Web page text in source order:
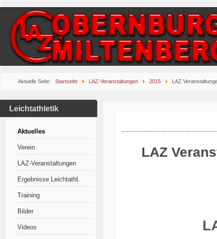
Aktuelle Seite: Startseite LAZ-Veranstaltungen 2015 LAZ
Leichtathletik
Aktuelles
Verein
LAZ-Veranstaltungen
Ergebnisse Leichtathl.
Training
Bilder
Videos
LAZ